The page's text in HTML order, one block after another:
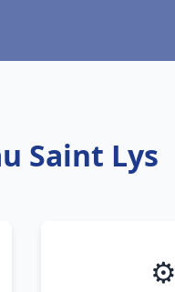
Saint Lys
⚙️